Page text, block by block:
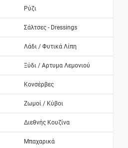
Ρύζι
Σάλτσες - Dressings
Λάδι / Φυτικά Λίπη
Ξύδι / Αρτυμα Λεμονιού
Κονσέρβες
Ζωμοί / Κύβοι
Διεθνής Κουζίνα
Μπαχαρικά